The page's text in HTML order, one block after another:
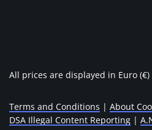
All prices are displayed in Euro
Terms and Conditions | About
DSA Illegal Content Reporting |